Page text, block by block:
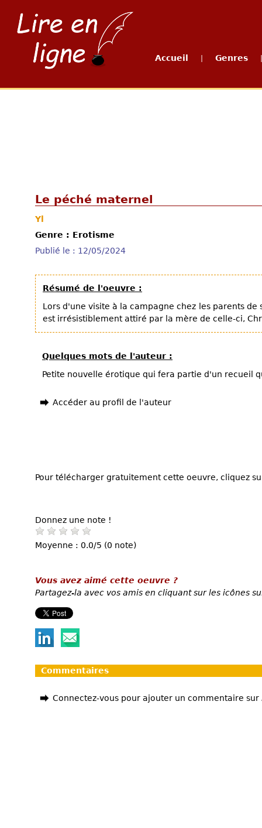
Accueil Genres
Le péché maternel
Yl
Genre : Erotisme
Publié le : 12/05/2024
Résumé de l'oeuvre :
Lors d'une visite à la campagne chez les parents de
est irrésistiblement attiré par la mère de celle-ci,
Quelques mots de l'auteur :
Petite nouvelle érotique qui fera partie d'un recueil
Accéder au profil de l'auteur
Pour télécharger gratuitement cette oeuvre, cliquez
Donnez une note !
Moyenne : 0.0/5 (0 note)
Vous avez aimé cette oeuvre ?
Partagez-la avec vos amis en cliquant sur les icônes
Commentaires
Connectez-vous pour ajouter un commentaire sur